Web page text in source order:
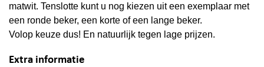
matwit. Tenslotte kunt u nog kiezen uit een exemplaar met
een ronde beker, een korte of een lange beker.
Volop keuze dus! En natuurlijk tegen lage prijzen.
Extra informatie